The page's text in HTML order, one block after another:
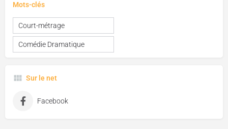
Mots-clés
Court-métrage
Comédie Dramatique
Sur le net
Facebook